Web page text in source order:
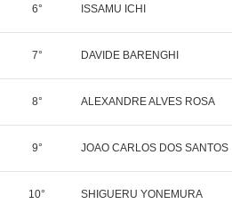
6° ISSAMU ICHI
7° DAVIDE BARENGHI
8° ALEXANDRE ALVES ROSA
9° JOAO CARLOS DOS SANTOS
10° SHIGUERU YONEMURA